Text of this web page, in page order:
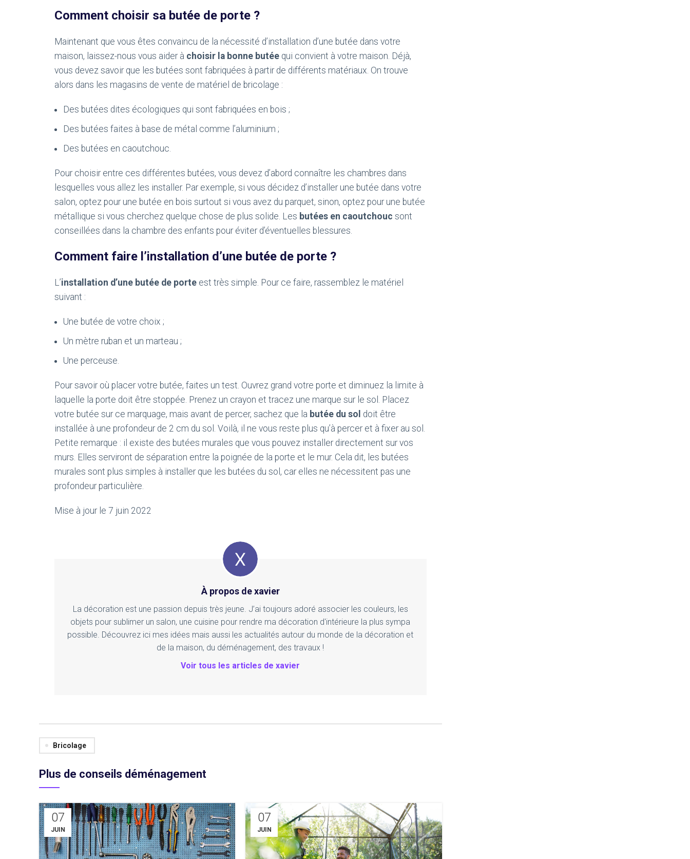
Comment choisir sa butée de porte ?
Maintenant que vous êtes convaincu de la nécessité d’installation d’une butée dans votre
maison, laissez-nous vous aider à choisir la bonne butée qui convient à votre maison. Déjà,
vous devez savoir que les butées sont fabriquées à partir de différents matériaux. On trouve
alors dans les magasins de vente de matériel de bricolage :
Des butées dites écologiques qui sont fabriquées en bois ;
Des butées faites à base de métal comme l’aluminium ;
Des butées en caoutchouc.
Pour choisir entre ces différentes butées, vous devez d’abord connaître les chambres dans
lesquelles vous allez les installer. Par exemple, si vous décidez d’installer une butée dans votre
salon, optez pour une butée en bois surtout si vous avez du parquet, sinon, optez pour une butée
métallique si vous cherchez quelque chose de plus solide. Les butées en caoutchouc sont
conseillées dans la chambre des enfants pour éviter d’éventuelles blessures.
Comment faire l’installation d’une butée de porte ?
L’installation d’une butée de porte est très simple. Pour ce faire, rassemblez le matériel
suivant :
Une butée de votre choix ;
Un mètre ruban et un marteau ;
Une perceuse.
Pour savoir où placer votre butée, faites un test. Ouvrez grand votre porte et diminuez la limite à
laquelle la porte doit être stoppée. Prenez un crayon et tracez une marque sur le sol. Placez
votre butée sur ce marquage, mais avant de percer, sachez que la butée du sol doit être
installée à une profondeur de 2 cm du sol. Voilà, il ne vous reste plus qu’à percer et à fixer au sol.
Petite remarque : il existe des butées murales que vous pouvez installer directement sur vos
murs. Elles serviront de séparation entre la poignée de la porte et le mur. Cela dit, les butées
murales sont plus simples à installer que les butées du sol, car elles ne nécessitent pas une
profondeur particulière.
Mise à jour le 7 juin 2022
À propos de xavier
La décoration est une passion depuis très jeune. J’ai toujours adoré associer les couleurs, les
objets pour sublimer un salon, une cuisine pour rendre ma décoration d'intérieure la plus sympa
possible. Découvrez ici mes idées mais aussi les actualités autour du monde de la décoration et
de la maison, du déménagement, des travaux !
Voir tous les articles de xavier
Bricolage
Plus de conseils déménagement
07
JUIN
07
JUIN